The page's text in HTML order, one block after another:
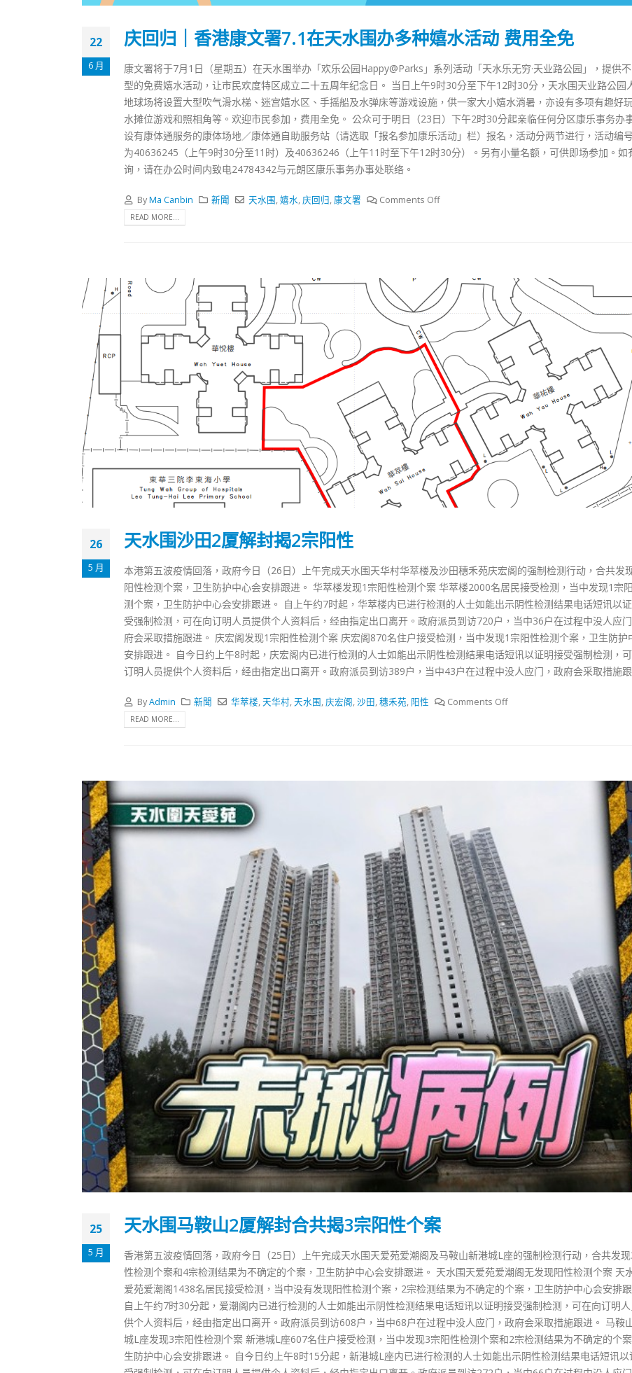
22
6 月
庆回归｜香港康文署7.1在天水围办多种嬉水活动 费用全免
康文署将于7月1日（星期五）在天水围举办「欢乐公园Happy@Parks」系列活动「天水乐无穷·天业路公园」，提供
型的免费嬉水活动，让市民欢度特区成立二十五周年纪念日。 当日上午9时30分至下午12时30分，天水围天业路公园
地球场将设置大型吹气滑水梯、迷宫嬉水区、手摇船及水弹床等游戏设施，供一家大小嬉水消暑，亦设有多项有趣好
水摊位游戏和照相角等。欢迎市民参加，费用全免。 公众可于明日（23日）下午2时30分起亲临任何分区康乐事务办
设有康体通服务的康体场地／康体通自助服务站（请选取「报名参加康乐活动」栏）报名，活动分两节进行，活动编
为40636245（上午9时30分至11时）及40636246（上午11时至下午12时30分）。另有小量名额，可供即场参加。如
询，请在办公时间内致电24784342与元朗区康乐事务办事处联络。
ByMa Canbin 新聞 天水围,嬉水, 庆回归, 康文署 Comments Off
READ MORE...
26
5 月
天水围沙田2厦解封揭2宗阳性
本港第五波疫情回落，政府今日（26日）上午完成天水围天华村华萃楼及沙田穗禾苑庆宏阁的强制检测行动，合共发
阳性检测个案，卫生防护中心会安排跟进。 华萃楼发现1宗阳性检测个案 华萃楼2000名居民接受检测，当中发现1宗
测个案，卫生防护中心会安排跟进。 自上午约7时起，华萃楼内已进行检测的人士如能出示阴性检测结果电话短讯以
受强制检测，可在向订明人员提供个人资料后，经由指定出口离开。政府派员到访720户，当中36户在过程中没人应
府会采取措施跟进。 庆宏阁发现1宗阳性检测个案 庆宏阁870名住户接受检测，当中发现1宗阳性检测个案，卫生防护
安排跟进。 自今日约上午8时起，庆宏阁内已进行检测的人士如能出示阴性检测结果电话短讯以证明接受强制检测，
订明人员提供个人资料后，经由指定出口离开。政府派员到访389户，当中43户在过程中没人应门，政府会采取措施跟
ByAdmin 新聞 华萃楼,天华村,天水围, 庆宏阁,沙田,穗禾苑, 阳性 Comments Off
READ MORE...
25
5 月
天水围马鞍山2厦解封合共揭3宗阳性个案
香港第五波疫情回落，政府今日（25日）上午完成天水围天爱苑爱潮阁及马鞍山新港城L座的强制检测行动，合共发
性检测个案和4宗检测结果为不确定的个案，卫生防护中心会安排跟进。 天水围天爱苑爱潮阁无发现阳性检测个案 天
爱苑爱潮阁1438名居民接受检测，当中没有发现阳性检测个案，2宗检测结果为不确定的个案，卫生防护中心会安排跟
自上午约7时30分起，爱潮阁内已进行检测的人士如能出示阴性检测结果电话短讯以证明接受强制检测，可在向订明
供个人资料后，经由指定出口离开。政府派员到访608户，当中68户在过程中没人应门，政府会采取措施跟进。 马鞍
城L座发现3宗阳性检测个案 新港城L座607名住户接受检测，当中发现3宗阳性检测个案和2宗检测结果为不确定的个
生防护中心会安排跟进。 自今日约上午8时15分起，新港城L座内已进行检测的人士如能出示阴性检测结果电话短讯以